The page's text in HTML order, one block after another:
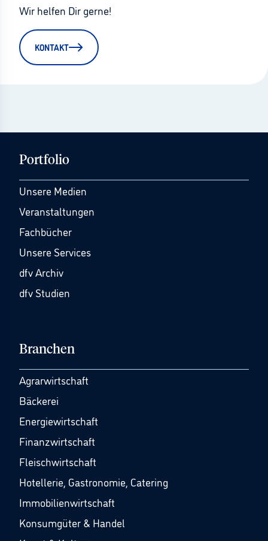
Wir helfen Dir gerne!
KONTAKT
Portfolio
Unsere Medien
Veranstaltungen
Fachbücher
Unsere Services
dfv Archiv
dfv Studien
Branchen
Agrarwirtschaft
Bäckerei
Energiewirtschaft
Finanzwirtschaft
Fleischwirtschaft
Hotellerie, Gastronomie, Catering
Immobilienwirtschaft
Konsumgüter & Handel